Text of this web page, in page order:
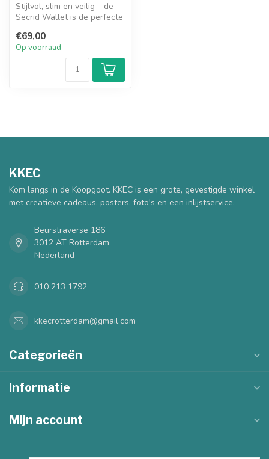
Stijlvol, slim en veilig – de
Secrid Wallet is de perfecte
€69,00
Op voorraad
KKEC
Kom langs in de Koopgoot. KKEC is een grote, gevestigde winkel
met creatieve cadeaus, posters, foto's en een inlijstservice.
Beurstraverse 186
3012 AT Rotterdam
Nederland
010 213 1792
kkecrotterdam@gmail.com
Categorieën
Informatie
Mijn account